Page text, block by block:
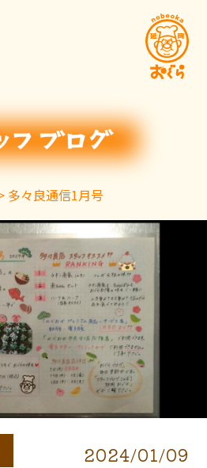
多々良通信1月号
2024/01/09